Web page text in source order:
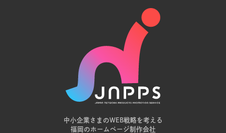
中小企業さまのWEB戦略を考える
福岡のホームページ制作会社